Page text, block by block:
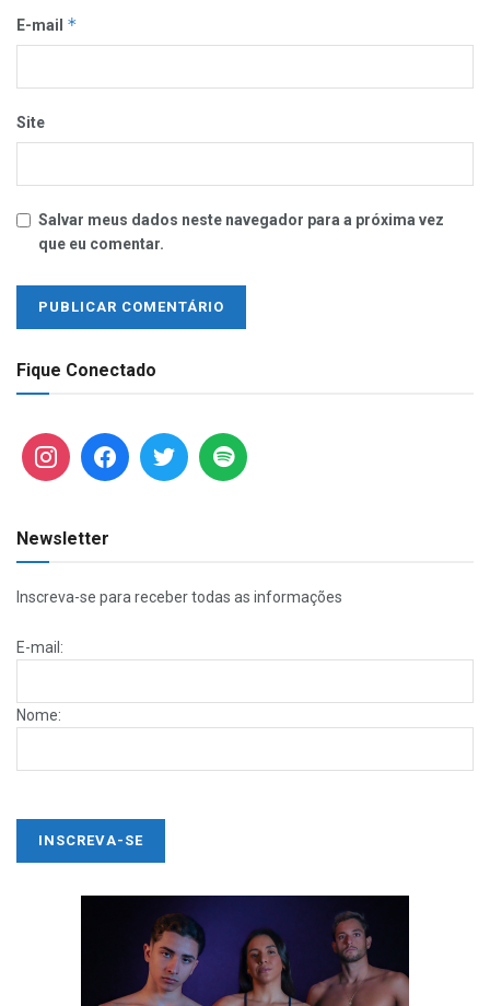
E-mail *
Site
Salvar meus dados neste navegador para a próxima vez
que eu comentar.
Fique Conectado
Newsletter
Inscreva-se para receber todas as informações
E-mail:
Nome: